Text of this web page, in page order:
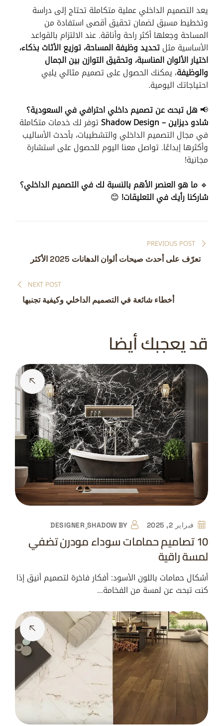
يعد التصميم الداخلي عملية متكاملة تحتاج إلى دراسة
وتخطيط مسبق لضمان تحقيق أقصى استفادة من
المساحة وجعلها أكثر راحة وأناقة. عند الالتزام بالقواعد
الأساسية مثلتحديد وظيفة المساحة، توزيع الأثاث بذكاء،
اختيار الألوان المناسبة، وتحقيق التوازن بين الجمال
والوظيفة، يمكنك الحصول على تصميم مثالي يلبي
احتياجاتك اليومية.
📢 هل تبحث عن تصميم داخلي احترافي في السعودية؟
شادو ديزاين – Shadow Design
توفر لك خدمات متكاملة
في مجال التصميم الداخلي والتشطيبات، بأحدث الأساليب
وأكثرها إبداعًا. تواصل معنا اليوم للحصول على استشارة
مجانية!
🔹 ما هو العنصر الأهم بالنسبة لك في التصميم الداخلي؟
شاركنا رأيك في التعليقات! 😊
المقالات
PREVIOUS POST
تعرّف على أحدث صيحات ألوان الدهانات 2025 الأكثر
NEXT POST
أخطاء شائعة في التصميم الداخلي وكيفية تجنبها
قد يعجبك أيضا
فبراير 2, 2025 BY DESIGNER ٍSHADOW
10 تصاميم حمامات سوداء مودرن تضفي
لمسة راقية
أشكال حمامات باللون الأسود: أفكار فاخرة لتصميم أنيق إذا
كنت تبحث عن لمسة من الفخامة…